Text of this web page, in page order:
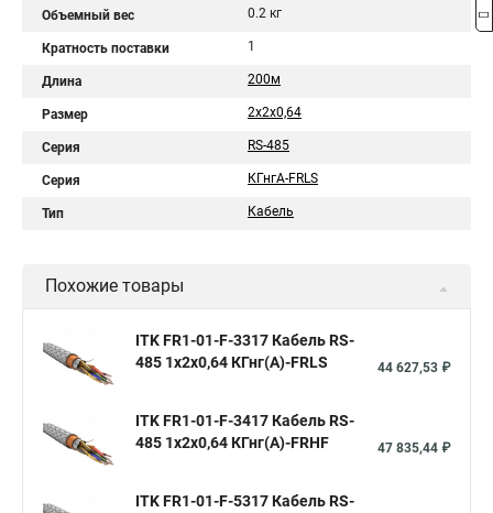
Объемный вес 0.2 кг
Кратность поставки 1
Длина 200м
Размер 2х2х0,64
Серия RS-485
Серия КГнгА-FRLS
Тип Кабель
Похожие товары
ITK FR1-01-F-3317 Кабель RS-
485 1х2х0,64 КГнг(А)-FRLS
44 627,53 ₽
ITK FR1-01-F-3417 Кабель RS-
485 1х2х0,64 КГнг(А)-FRHF
47 835,44 ₽
ITK FR1-01-F-5317 Кабель RS-